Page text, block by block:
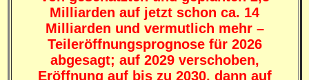
Milliarden auf jetzt schon ca. 14
Milliarden und vermutlich mehr –
Teileröffnungsprognose für 2026
abgesagt; auf 2029 verschoben,
Eröffnung auf bis zu 2030, dann auf